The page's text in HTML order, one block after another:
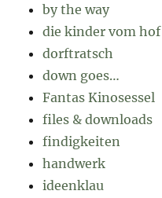
by the way
die kinder vom hof
dorftratsch
down goes…
Fantas Kinosessel
files & downloads
findigkeiten
handwerk
ideenklau